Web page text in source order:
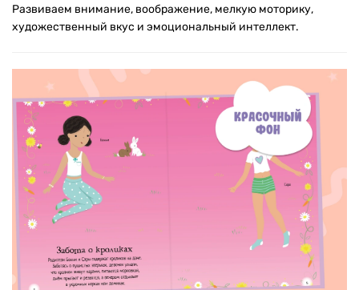
Развиваем внимание, воображение, мелкую моторику,
художественный вкус и эмоциональный интеллект.